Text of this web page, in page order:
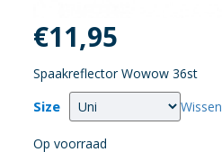
€11,95
Spaakreflector Wowow 36st
Size Wissen
Op voorraad